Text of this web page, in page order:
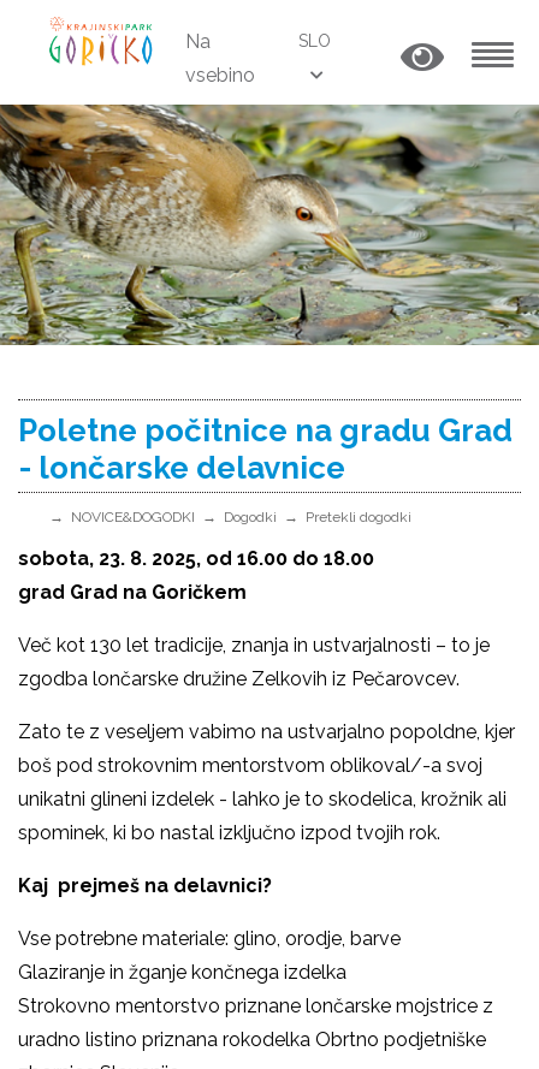
Na
vsebino
SLO
Poletne počitnice na gradu Grad
- lončarske delavnice
NOVICE&DOGODKI Dogodki Pretekli dogodki
sobota, 23. 8. 2025, od 16.00 do 18.00
grad Grad na Goričkem
Več kot 130 let tradicije, znanja in ustvarjalnosti – to je
zgodba lončarske družine Zelkovih iz Pečarovcev.
Zato te z veseljem vabimo na ustvarjalno popoldne, kjer
boš pod strokovnim mentorstvom oblikoval/-a svoj
unikatni glineni izdelek - lahko je to skodelica, krožnik ali
spominek, ki bo nastal izključno izpod tvojih rok.
Kaj prejmeš na delavnici?
Vse potrebne materiale: glino, orodje, barve
Glaziranje in žganje končnega izdelka
Strokovno mentorstvo priznane lončarske mojstrice z
uradno listino priznana rokodelka Obrtno podjetniške